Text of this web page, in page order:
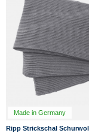
Made in Germany
Ripp Strickschal